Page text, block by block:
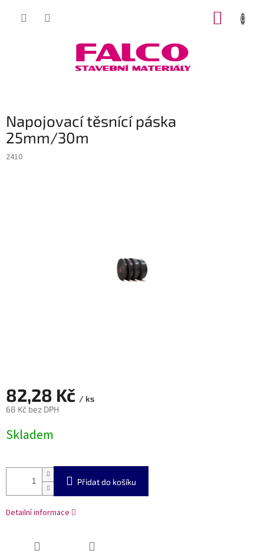
Napojovací těsnící páska
25mm/30m
2410
82,28 Kč / ks
68 Kč bez DPH
cena:
Skladem
Přidat do košíku
Detailní informace